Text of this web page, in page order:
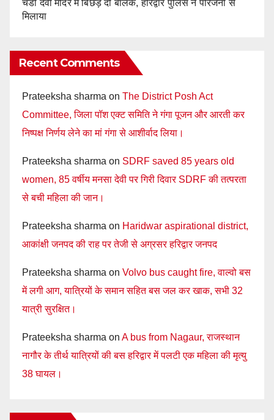
चंडी देवी मंदिर में बिछड़े दो बालक, हरिद्वार पुलिस ने परिजनों से
मिलाया
Recent Comments
Prateeksha sharma on The District Posh Act
Committee, जिला पॉश एक्ट समिति ने गंगा पूजन और आरती कर
निष्पक्ष निर्णय लेने का मां गंगा से आशीर्वाद लिया।
Prateeksha sharma on SDRF saved 85 years old
women, 85 वर्षीय मनसा देवी पर गिरी दिवार SDRF की तत्परता
से बची महिला की जान।
Prateeksha sharma on Haridwar aspirational district,
आकांक्षी जनपद की राह पर तेजी से अग्रसर हरिद्वार जनपद
Prateeksha sharma on Volvo bus caught fire, वाल्वो बस
में लगी आग, यात्रियों के समान सहित बस जल कर खाक, सभी 32
यात्री सुरक्षित।
Prateeksha sharma on A bus from Nagaur, राजस्थान
नागौर के तीर्थ यात्रियों की बस हरिद्वार में पलटी एक महिला की मृत्यु
38 घायल।